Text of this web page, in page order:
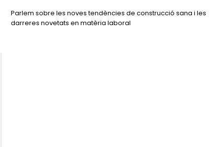
Parlem sobre les noves tendències de construcció sana i les
darreres novetats en matèria laboral